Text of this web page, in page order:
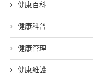
健康百科
健康科普
健康管理
健康維護